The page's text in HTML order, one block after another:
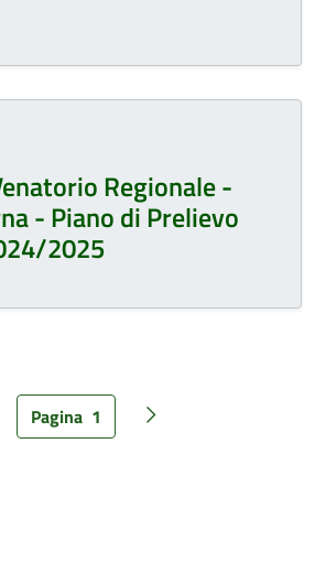
Regionale -
- Piano di Prelievo
2025
precedente
Pagina 1 Pagina successiva